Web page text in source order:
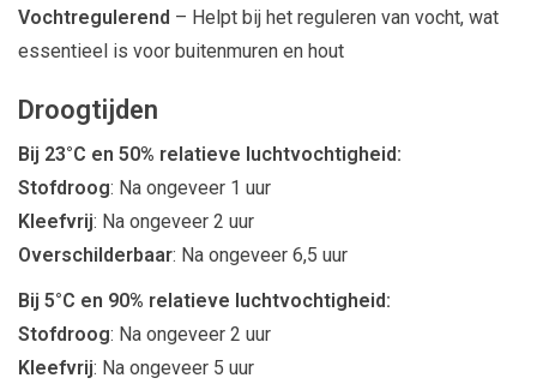
Vochtregulerend – Helpt bij het reguleren van vocht, wat
essentieel is voor buitenmuren en hout
Droogtijden
Bij 23°C en 50% relatieve luchtvochtigheid:
Stofdroog: Na ongeveer 1 uur
Kleefvrij: Na ongeveer 2 uur
Overschilderbaar: Na ongeveer 6,5 uur
Bij 5°C en 90% relatieve luchtvochtigheid:
Stofdroog: Na ongeveer 2 uur
Kleefvrij: Na ongeveer 5 uur